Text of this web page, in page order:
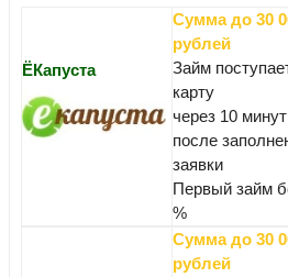
ЁКапуста
Сумма до 30
рублей
Займ
карту
через 10 минут
после
заявки
Первый займ
%
Сумма до 30
рублей